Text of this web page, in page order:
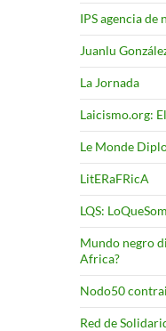
IPS agencia de
Juanlu
La Jornada
Laicismo.org:
Le Monde
LitERaFRicA
LQS:
Mundo negro
Africa?
Nodo50
Red de